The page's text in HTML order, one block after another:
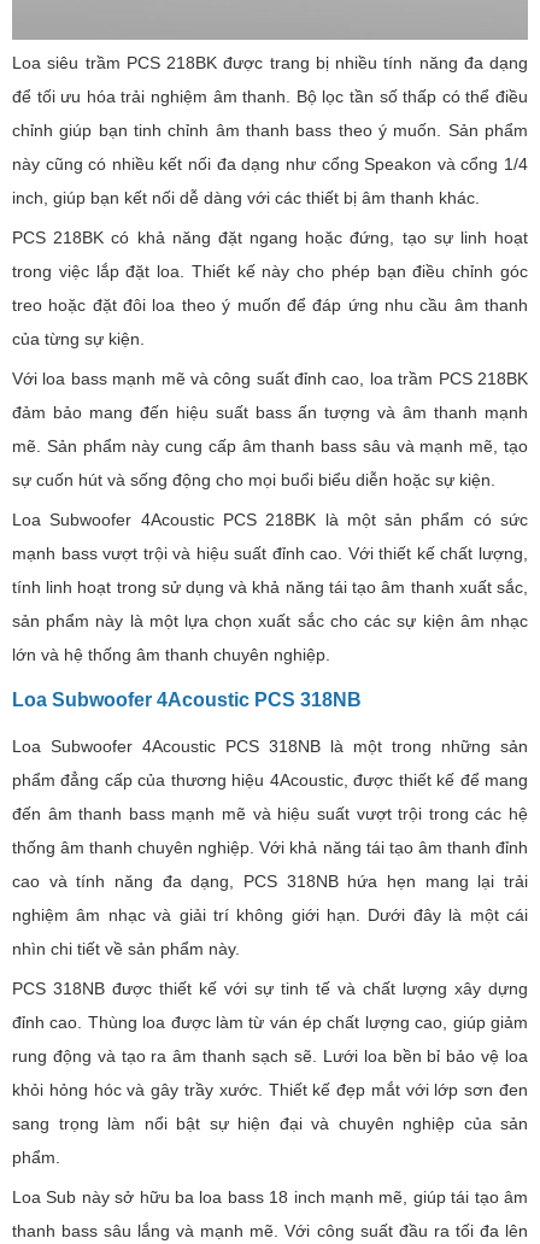
Loa siêu trầm PCS 218BK được trang bị nhiều tính năng đa dạng
để tối ưu hóa trải nghiệm âm thanh. Bộ lọc tần số thấp có thể điều
chỉnh giúp bạn tinh chỉnh âm thanh bass theo ý muốn. Sản phẩm
này cũng có nhiều kết nối đa dạng như cổng Speakon và cổng 1/4
inch, giúp bạn kết nối dễ dàng với các thiết bị âm thanh khác.
PCS 218BK có khả năng đặt ngang hoặc đứng, tạo sự linh hoạt
trong việc lắp đặt loa. Thiết kế này cho phép bạn điều chỉnh góc
treo hoặc đặt đôi loa theo ý muốn để đáp ứng nhu cầu âm thanh
của từng sự kiện.
Với loa bass mạnh mẽ và công suất đỉnh cao, loa trầm PCS 218BK
đảm bảo mang đến hiệu suất bass ấn tượng và âm thanh mạnh
mẽ. Sản phẩm này cung cấp âm thanh bass sâu và mạnh mẽ, tạo
sự cuốn hút và sống động cho mọi buổi biểu diễn hoặc sự kiện.
Loa Subwoofer 4Acoustic PCS 218BK là một sản phẩm có sức
mạnh bass vượt trội và hiệu suất đỉnh cao. Với thiết kế chất lượng,
tính linh hoạt trong sử dụng và khả năng tái tạo âm thanh xuất sắc,
sản phẩm này là một lựa chọn xuất sắc cho các sự kiện âm nhạc
lớn và hệ thống âm thanh chuyên nghiệp.
Loa Subwoofer 4Acoustic PCS 318NB
Loa Subwoofer 4Acoustic PCS 318NB là một trong những sản
phẩm đẳng cấp của thương hiệu 4Acoustic, được thiết kế để mang
đến âm thanh bass mạnh mẽ và hiệu suất vượt trội trong các hệ
thống âm thanh chuyên nghiệp. Với khả năng tái tạo âm thanh đỉnh
cao và tính năng đa dạng, PCS 318NB hứa hẹn mang lại trải
nghiệm âm nhạc và giải trí không giới hạn. Dưới đây là một cái
nhìn chi tiết về sản phẩm này.
PCS 318NB được thiết kế với sự tinh tế và chất lượng xây dựng
đỉnh cao. Thùng loa được làm từ ván ép chất lượng cao, giúp giảm
rung động và tạo ra âm thanh sạch sẽ. Lưới loa bền bỉ bảo vệ loa
khỏi hỏng hóc và gây trầy xước. Thiết kế đẹp mắt với lớp sơn đen
sang trọng làm nổi bật sự hiện đại và chuyên nghiệp của sản
phẩm.
Loa Sub này sở hữu ba loa bass 18 inch mạnh mẽ, giúp tái tạo âm
thanh bass sâu lắng và mạnh mẽ. Với công suất đầu ra tối đa lên